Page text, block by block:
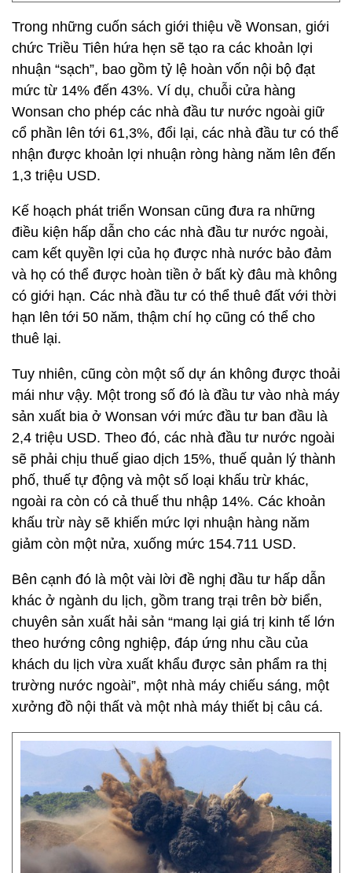
Trong những cuốn sách giới thiệu về Wonsan, giới
chức Triều Tiên hứa hẹn sẽ tạo ra các khoản lợi
nhuận “sạch”, bao gồm tỷ lệ hoàn vốn nội bộ đạt
mức từ 14% đến 43%. Ví dụ, chuỗi cửa hàng
Wonsan cho phép các nhà đầu tư nước ngoài giữ
cổ phần lên tới 61,3%, đổi lại, các nhà đầu tư có thể
nhận được khoản lợi nhuận ròng hàng năm lên đến
1,3 triệu USD.
Kế hoạch phát triển Wonsan cũng đưa ra những
điều kiện hấp dẫn cho các nhà đầu tư nước ngoài,
cam kết quyền lợi của họ được nhà nước bảo đảm
và họ có thể được hoàn tiền ở bất kỳ đâu mà không
có giới hạn. Các nhà đầu tư có thể thuê đất với thời
hạn lên tới 50 năm, thậm chí họ cũng có thể cho
thuê lại.
Tuy nhiên, cũng còn một số dự án không được thoải
mái như vậy. Một trong số đó là đầu tư vào nhà máy
sản xuất bia ở Wonsan với mức đầu tư ban đầu là
2,4 triệu USD. Theo đó, các nhà đầu tư nước ngoài
sẽ phải chịu thuế giao dịch 15%, thuế quản lý thành
phố, thuế tự động và một số loại khấu trừ khác,
ngoài ra còn có cả thuế thu nhập 14%. Các khoản
khấu trừ này sẽ khiến mức lợi nhuận hàng năm
giảm còn một nửa, xuống mức 154.711 USD.
Bên cạnh đó là một vài lời đề nghị đầu tư hấp dẫn
khác ở ngành du lịch, gồm trang trại trên bờ biển,
chuyên sản xuất hải sản “mang lại giá trị kinh tế lớn
theo hướng công nghiệp, đáp ứng nhu cầu của
khách du lịch vừa xuất khẩu được sản phẩm ra thị
trường nước ngoài”, một nhà máy chiếu sáng, một
xưởng đồ nội thất và một nhà máy thiết bị câu cá.